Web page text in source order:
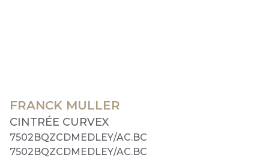
FRANCK MULLER
CINTRÉE CURVEX
7502BQZCDMEDLEY/AC.BC
7502BQZCDMEDLEY/AC.BC